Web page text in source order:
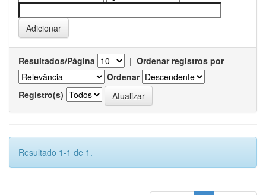
Resultados/Página | Ordenar registros por
Ordenar
Registro(s)
Resultado 1-1 de 1.